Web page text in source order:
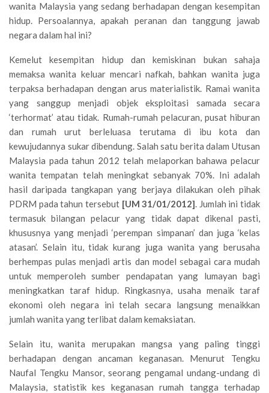
wanita Malaysia yang sedang berhadapan dengan kesempitan
hidup. Persoalannya, apakah peranan dan tanggung jawab
negara dalam hal ini?
Kemelut kesempitan hidup dan kemiskinan bukan sahaja
memaksa wanita keluar mencari nafkah, bahkan wanita juga
terpaksa berhadapan dengan arus materialistik. Ramai wanita
yang sanggup menjadi objek eksploitasi samada secara
‘terhormat’ atau tidak. Rumah-rumah pelacuran, pusat hiburan
dan rumah urut berleluasa terutama di ibu kota dan
kewujudannya sukar dibendung. Salah satu berita dalam Utusan
Malaysia pada tahun 2012 telah melaporkan bahawa pelacur
wanita tempatan telah meningkat sebanyak 70%. Ini adalah
hasil daripada tangkapan yang berjaya dilakukan oleh pihak
PDRM pada tahun tersebut[UM 31/01/2012]. Jumlah ini tidak
termasuk bilangan pelacur yang tidak dapat dikenal pasti,
khususnya yang menjadi ‘perempan simpanan’ dan juga ‘kelas
atasan’. Selain itu, tidak kurang juga wanita yang berusaha
berhempas pulas menjadi artis dan model sebagai cara mudah
untuk memperoleh sumber pendapatan yang lumayan bagi
meningkatkan taraf hidup. Ringkasnya, usaha menaik taraf
ekonomi oleh negara ini telah secara langsung menaikkan
jumlah wanita yang terlibat dalam kemaksiatan.
Selain itu, wanita merupakan mangsa yang paling tinggi
berhadapan dengan ancaman keganasan. Menurut Tengku
Naufal Tengku Mansor, seorang pengamal undang-undang di
Malaysia, statistik kes keganasan rumah tangga terhadap